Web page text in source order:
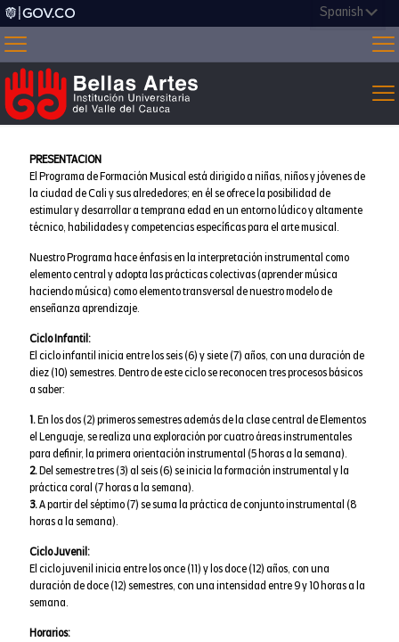
PRESENTACION
El Programa de Formación Musical está dirigido a niñas, niños y jóvenes de
la ciudad de Cali y sus alrededores; en él se ofrece la posibilidad de
estimular y desarrollar a temprana edad en un entorno lúdico y altamente
técnico, habilidades y competencias específicas para el arte musical.
Nuestro Programa hace énfasis en la interpretación instrumental como
elemento central y adopta las prácticas colectivas (aprender música
haciendo música) como elemento transversal de nuestro modelo de
enseñanza aprendizaje.
Ciclo Infantil:
El ciclo infantil inicia entre los seis (6) y siete (7) años, con una duración de
diez (10) semestres. Dentro de este ciclo se reconocen tres procesos básicos
a saber:
1.En los dos (2) primeros semestres además de la clase central de Elementos
el Lenguaje, se realiza una exploración por cuatro áreas instrumentales
para definir, la primera orientación instrumental (5 horas a la semana).
2.Del semestre tres (3) al seis (6) se inicia la formación instrumental y la
práctica coral (7 horas a la semana).
3.A partir del séptimo (7) se suma la práctica de conjunto instrumental (8
horas a la semana).
Ciclo Juvenil:
El ciclo juvenil inicia entre los once (11) y los doce (12) años, con una
duración de doce (12) semestres, con una intensidad entre 9 y 10 horas a la
semana.
Horarios: